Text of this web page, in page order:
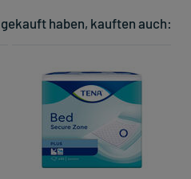
haben, kauften auch: